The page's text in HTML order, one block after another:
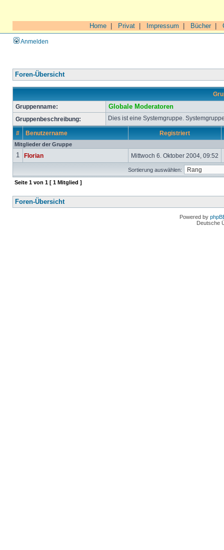
Home Privat Impressum Bücher|
Anmelden
Foren-Übersicht
Gruppenname:
Globale Moderatoren
Gruppenbeschreibung: Dies ist eine Systemgruppe.
# Benutzername Registriert
Mitglieder der Gruppe
1 Florian Mittwoch 6. Oktober 2004, 09:52
Sortierung auswählen:
Seite 1 von 1 [ 1 Mitglied ]
Foren-Übersicht
Powered by
Deutsche